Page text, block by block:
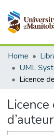
Communities
All of
Statistics
Home